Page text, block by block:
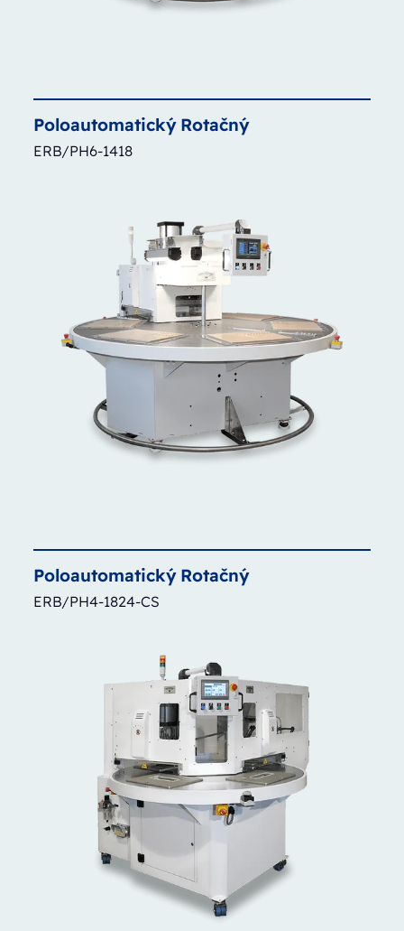
Poloautomatický Rotačný
ERB/PH6-1418
Poloautomatický Rotačný
ERB/PH4-1824-CS